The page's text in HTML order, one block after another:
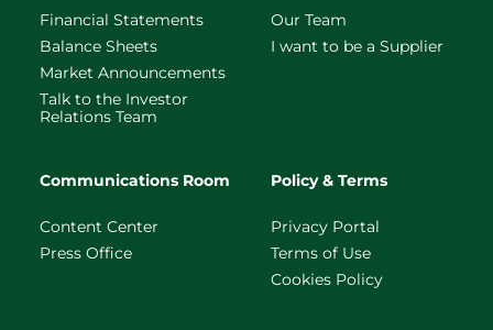
Financial Statements
Balance Sheets
Market Announcements
Talk to the Investor
Relations Team
Our Team
I want to be a Supplier
Communications Room
Content Center
Press Office
Policy & Terms
Privacy Portal
Terms of Use
Cookies Policy